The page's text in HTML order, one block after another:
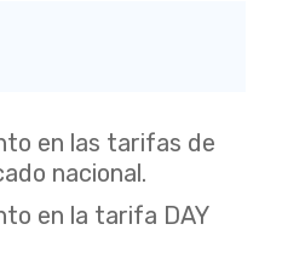
en las tarifas de
nacional.
en la tarifa DAY